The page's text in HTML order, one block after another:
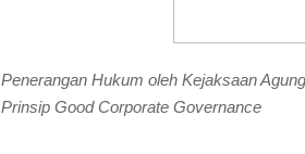
Penerangan Hukum oleh Kejaksaan
Prinsip Good Corporate Governance